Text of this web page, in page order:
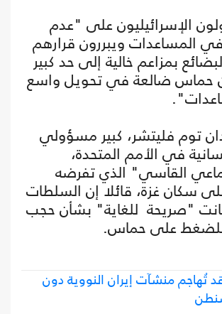
الإسرائيليون على "عدم
المساعدات ويبررون قرارهم
بمزاعم خالية إلى حد كبير
حماس ضالعة في تحويل واسع
توم فليتشر، كبير مسؤولي
في الأمم المتحدة،
القاسي" الذي تفرضه
سكان غزة، قائلا إن السلطات
كانت "صريحة للغاية" بشأن حجب
على حماس.
تُهاجم منشآت إيران النووية دون